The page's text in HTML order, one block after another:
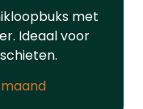
met
Ideaal voor